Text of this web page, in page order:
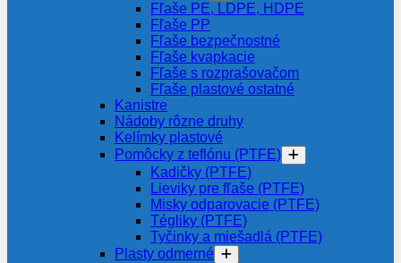
Fľaše PE, LDPE, HDPE
Fľaše PP
Fľaše bezpečnostné
Fľaše kvapkacie
Fľaše s rozprašovačom
Fľaše plastové ostatné
Kanistre
Nádoby rôzne druhy
Kelímky plastové
Pomôcky z teflónu (PTFE)
Kadičky (PTFE)
Lieviky pre fľaše (PTFE)
Misky odparovacie (PTFE)
Tégliky (PTFE)
Tyčinky a miešadlá (PTFE)
Plasty odmerné